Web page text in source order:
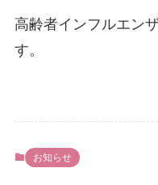
高齢者インフルエン
す。
お知らせ